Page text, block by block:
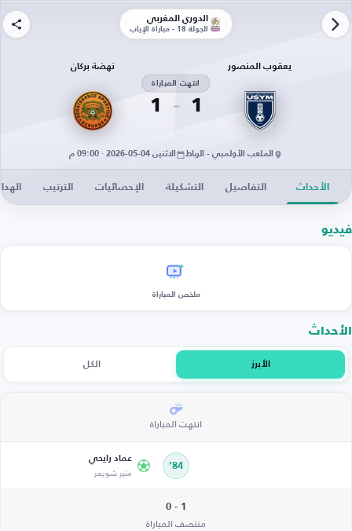
الدوري المغربي
الجولة 18 - مباراة الإياب
يعقوب المنصور
1
انتهت المباراة
1
نهضة بركان
الملعب الأولمبي - الرباط الاثنين 04-05-2026 · 09:00 م
الأحداث التفاصيل التشكيلة الإحصائيات الترتيب
فيديو
ملخص المباراة
الأحداث
الأبرز الكل
انتهت المباراة
84’
عماد رايحي
منير شويعر
1 - 0
منتصف المباراة